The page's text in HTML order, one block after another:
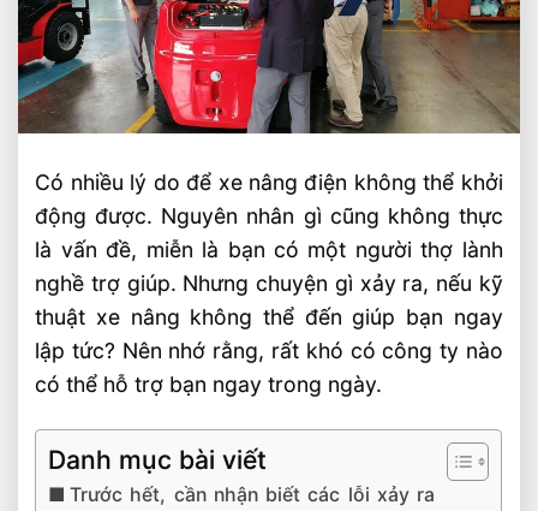
Có nhiều lý do để xe nâng điện không thể khởi
động được. Nguyên nhân gì cũng không thực
là vấn đề, miễn là bạn có một người thợ lành
nghề trợ giúp. Nhưng chuyện gì xảy ra, nếu kỹ
thuật xe nâng không thể đến giúp bạn ngay
lập tức? Nên nhớ rằng, rất khó có công ty nào
có thể hỗ trợ bạn ngay trong ngày.
Danh mục bài viết
Trước hết, cần nhận biết các lỗi xảy ra